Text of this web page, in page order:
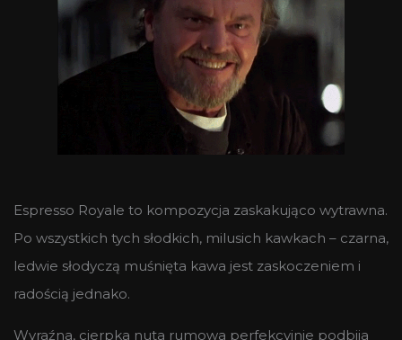
Espresso Royale to kompozycja zaskakująco wytrawna.
Po wszystkich tych słodkich, milusich kawkach – czarna,
ledwie słodyczą muśnięta kawa jest zaskoczeniem i
radością jednako.
Wyraźna, cierpka nuta rumowa perfekcyjnie podbija